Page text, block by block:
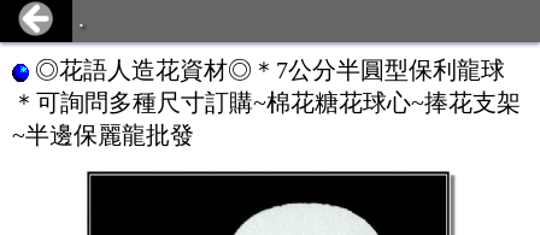
.
◎花語人造花資材◎＊7公分半圓型保利龍球
＊可詢問多種尺寸訂購~棉花糖花球心~捧花支架
~半邊保麗龍批發